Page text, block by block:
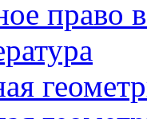
право